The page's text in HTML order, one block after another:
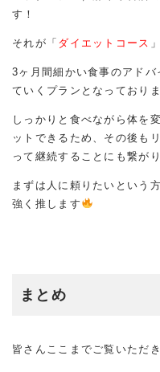
す！
それが「 ダイエットコース
3ヶ月間細かい食事のアド
ていくプランとなっておりま
しっかりと食べながら体を
ットできるため、その後も
って継続することにも繋が
まずは人に頼りたいという
強く推します
まとめ
皆さんここまでご覧いただ